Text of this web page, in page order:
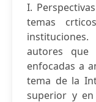
I.
temas
autores que
enfocadas a
tema de la
superior y